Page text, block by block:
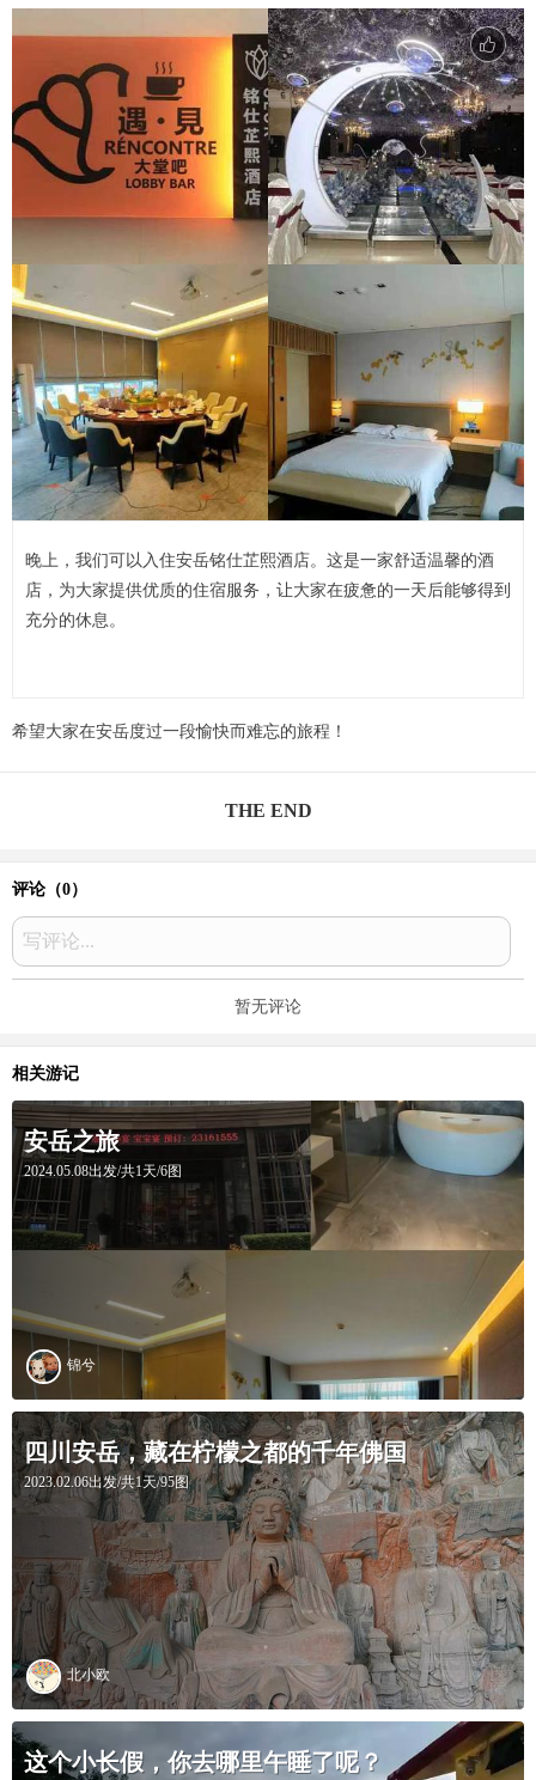
晚上，我们可以入住安岳铭仕芷熙酒店。这是一家舒适温馨的酒
店，为大家提供优质的住宿服务，让大家在疲惫的一天后能够得到
充分的休息。
希望大家在安岳度过一段愉快而难忘的旅程！
THE END
评论（0）
写评论...
暂无评论
相关游记
安岳之旅
2024.05.08出发/共1天/6图
锦兮
四川安岳，藏在柠檬之都的千年佛国
2023.02.06出发/共1天/95图
北小欧
这个小长假，你去哪里午睡了呢？